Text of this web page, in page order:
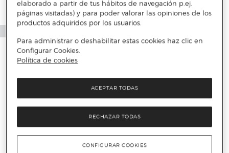
elaborado a partir de tus hábitos de navegación p.ej.
páginas visitadas) y para poder valorar las opiniones de los
productos adquiridos por los usuarios.
Para administrar o deshabilitar estas cookies haz clic en
Configurar Cookies.
Política de cookies
RECHAZAR TODAS
ACEPTAR TODAS
CONFIGURAR COOKIES